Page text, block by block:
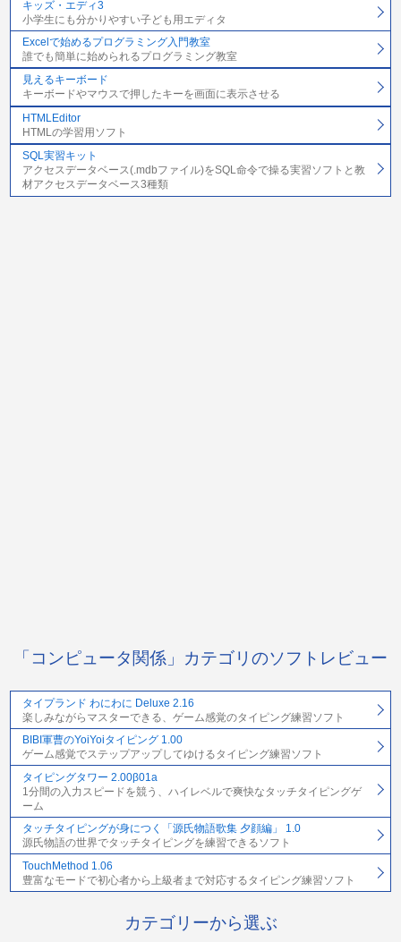
キッズ・エディ3
小学生にも分かりやすい子ども用エディタ
Excelで始めるプログラミング入門教室
誰でも簡単に始められるプログラミング教室
見えるキーボード
キーボードやマウスで押したキーを画面に表示させる
HTMLEditor
HTMLの学習用ソフト
SQL実習キット
アクセスデータベース(.mdbファイル)をSQL命令で操る実習ソフトと教
材アクセスデータベース3種類
「コンピュータ関係」カテゴリのソフトレビュー
タイプランド わにわに Deluxe 2.16
楽しみながらマスターできる、ゲーム感覚のタイピング練習ソフト
BIBI軍曹のYoiYoiタイピング 1.00
ゲーム感覚でステップアップしてゆけるタイピング練習ソフト
タイピングタワー 2.00β01a
1分間の入力スピードを競う、ハイレベルで爽快なタッチタイピングゲ
ーム
タッチタイピングが身につく「源氏物語歌集 夕顔編」 1.0
源氏物語の世界でタッチタイピングを練習できるソフト
TouchMethod 1.06
豊富なモードで初心者から上級者まで対応するタイピング練習ソフト
カテゴリーから選ぶ